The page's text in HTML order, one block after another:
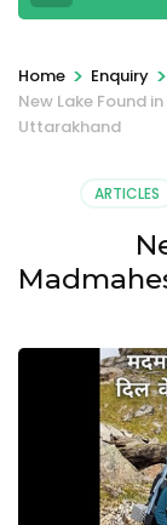
Home > Enquiry >
New Lake Found
Uttarakhand
ARTICLES